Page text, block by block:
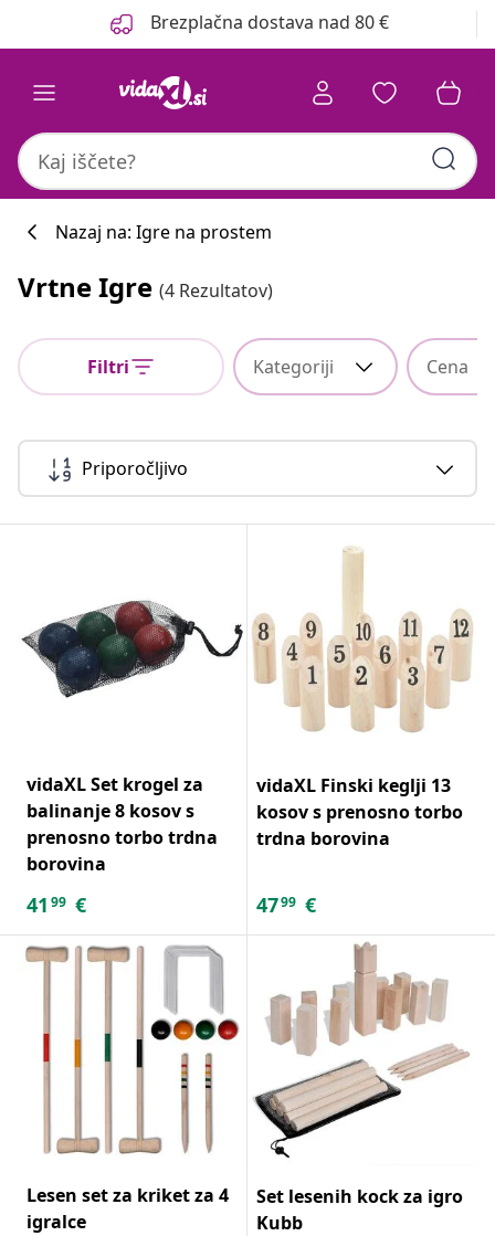
Brezplačna dostava nad 80 €
Nazaj na: Igre na prostem
Vrtne Igre (4 Rezultatov)
Filtri Kategoriji Cena
Priporočljivo
vidaXL Set krogel za
balinanje 8 kosov s
prenosno torbo trdna
borovina
41 99 €
vidaXL Finski keglji 13
kosov s prenosno torbo
trdna borovina
4799 €
Lesen set za kriket za 4
igralce
Set lesenih kock za igro
Kubb